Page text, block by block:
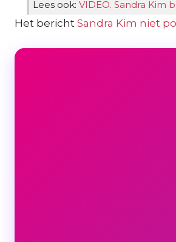
Lees ook: VIDEO. Sandra Kim
Het bericht Sandra Kim niet